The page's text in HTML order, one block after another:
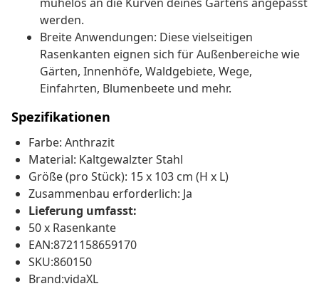
werden.
Breite Anwendungen: Diese vielseitigen
Rasenkanten eignen sich für Außenbereiche wie
Gärten, Innenhöfe, Waldgebiete, Wege,
Einfahrten, Blumenbeete und mehr.
Spezifikationen
Farbe: Anthrazit
Material: Kaltgewalzter Stahl
Größe (pro Stück): 15 x 103 cm (H x L)
Zusammenbau erforderlich: Ja
Lieferung umfasst:
50 x Rasenkante
EAN:8721158659170
SKU:860150
Brand:vidaXL